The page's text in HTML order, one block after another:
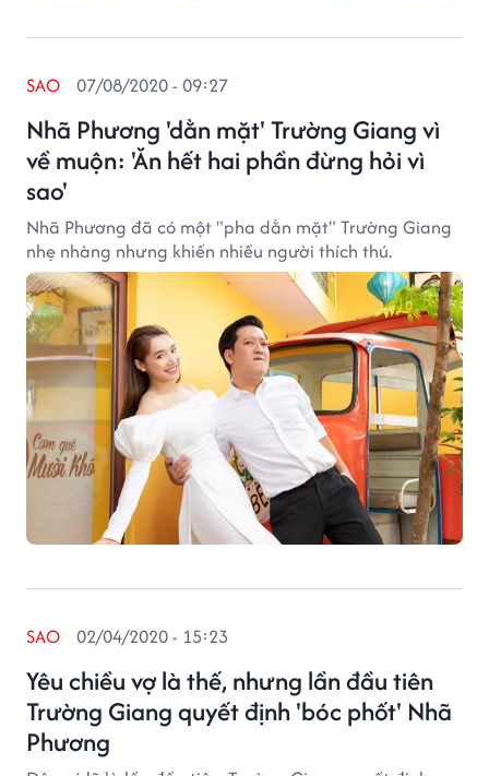
Nhã Phương 'dằn mặt' Trường Giang vì
về muộn: 'Ăn hết hai phần đừng hỏi vì
sao'
SAO 07/08/2020 - 09:27
Nhã Phương đã có một "pha dằn mặt" Trường Giang
nhẹ nhàng nhưng khiến nhiều người thích thú.
Yêu chiều vợ là thế, nhưng lần đầu tiên
Trường Giang quyết định 'bóc phốt' Nhã
Phương
SAO 02/04/2020 - 15:23